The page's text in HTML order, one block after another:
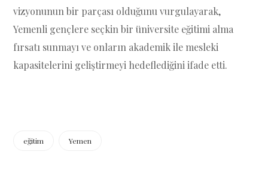
vizyonunun bir parçası olduğunu vurgulayarak,
Yemenli gençlere seçkin bir üniversite eğitimi alma
fırsatı sunmayı ve onların akademik ile mesleki
kapasitelerini geliştirmeyi hedeflediğini ifade etti.
eğitim Yemen